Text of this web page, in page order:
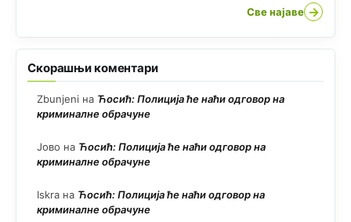
Све најаве →
Скорашњи коментари
Zbunjeni на Ћосић: Полиција ће наћи одговор на
криминалне обрачуне
Јово на Ћосић: Полиција ће наћи одговор на
криминалне обрачуне
Iskra на Ћосић: Полиција ће наћи одговор на
криминалне обрачуне